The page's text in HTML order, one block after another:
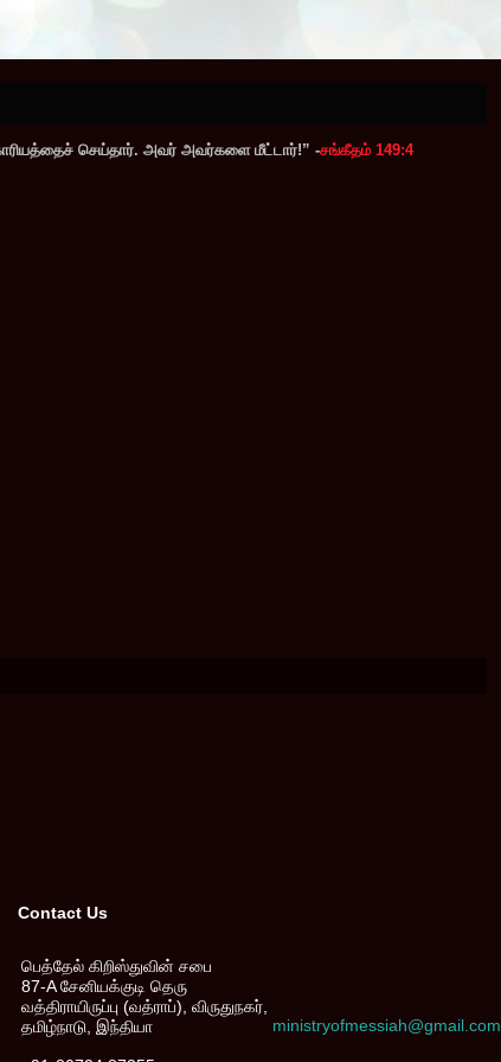
செய்தார். அவர் அவர்களை மீட்டார்!” -சங்கீதம் 149:4
Contact Us
பெத்தேல் கிறிஸ்துவின் சபை
87-A சேனியக்குடி தெரு
வத்திராயிருப்பு (வத்ராப்), விருதுநகர்,
தமிழ்நாடு, இந்தியா
ministryofmessiah@gmail.com